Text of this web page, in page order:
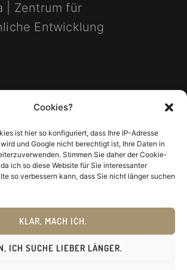
Cookies?
ist hier so konfiguriert, dass Ihre IP-Adresse
und Google nicht berechtigt ist, Ihre Daten in
Stimmen Sie daher der Cookie-
ich so diese Website für Sie interessanter
so verbessern kann, dass Sie nicht länger suchen
KLAR, MACH ICH.
ICH SUCHE LIEBER LÄNGER.
| Zentrum für
Entwicklung
+49 177 681 76 76